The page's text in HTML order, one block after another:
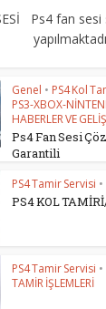
Ps4 fan sesi
Genel • PS4 Kol
PS3-XBOX-
HABERLER VE
Ps4 Fan Sesi
Garantili
PS4 Tamir Servisi •
PS4 KOL
PS4 Tamir Servisi •
TAMİR İŞLEMLERİ